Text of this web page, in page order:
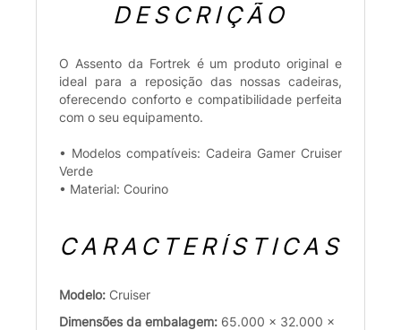
DESCRIÇÃO
O Assento da Fortrek é um produto original e
ideal para a reposição das nossas cadeiras,
oferecendo conforto e compatibilidade perfeita
com o seu equipamento.
• Modelos compatíveis: Cadeira Gamer Cruiser
Verde
• Material: Courino
CARACTERÍSTICAS
Modelo: Cruiser
Dimensões da embalagem: 65.000 x 32.000 x